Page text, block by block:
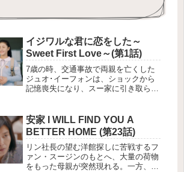
イジワルな君に恋をした～
Sweet First Love～(第1話)
7歳の時、交通事故で両親を亡くした
ジュオ･イーフォンは、ショックから
記憶喪失になり、スー家に引き取られ
った2人は、中高一貫の進学校に通
う。成績は学年トップ、バスケ部のエ
ースという校内の人気者ムーユンに比
べ、落ちこぼれで冴えないニエンフォ
ン。留守がちな母に代わり家事に追わ
れ、わがままな弟に家でも学校でも振
安家 I WILL FIND YOU A
BETTER HOME (第23話)
リン社長の望む洋館探しに苦戦するフ
ァン・スージンのもとへ、大量の荷物
をもった母親が突然現れる。一方、以